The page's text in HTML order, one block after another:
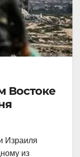
Востоке
Израиля
из